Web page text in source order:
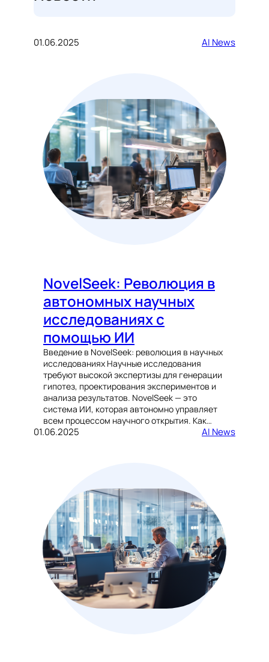
01.06.2025 AI News
NovelSeek: Революция в
автономных научных
исследованиях с
помощью ИИ
Введение в NovelSeek: революция в научных
исследованиях Научные исследования
требуют высокой экспертизы для генерации
гипотез, проектирования экспериментов и
анализа результатов. NovelSeek — это
система ИИ, которая автономно управляет
всем процессом научного открытия. Как…
01.06.2025 AI News